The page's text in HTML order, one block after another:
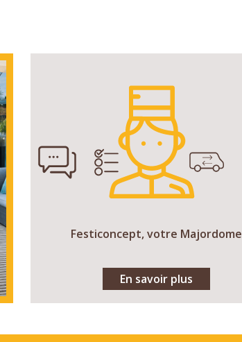
Festiconcept, votre Majordome
En savoir plus